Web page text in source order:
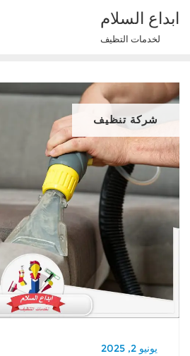
Skip
content
ابداع السلام
لخدمات التظيف
شركة تنظيف
يونيو 2, 2025